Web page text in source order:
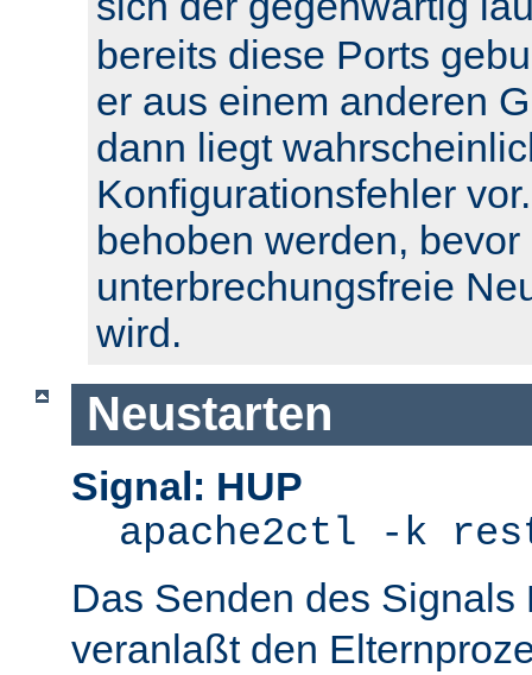
bereits diese Ports
er aus einem anderen
dann liegt
Konfigurationsfehler
behoben werden, bevor
unterbrechungsfreie
wird.
Neustarten
Signal: HUP
apache2ctl -k
Das Senden des Signals
veranlaßt den